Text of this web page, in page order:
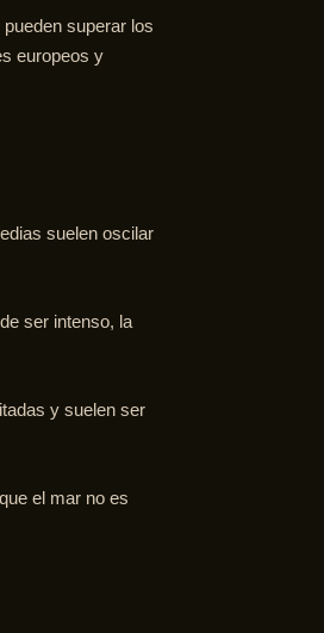
superar los
europeos y
suelen oscilar
ser intenso, la
y suelen ser
el mar no es